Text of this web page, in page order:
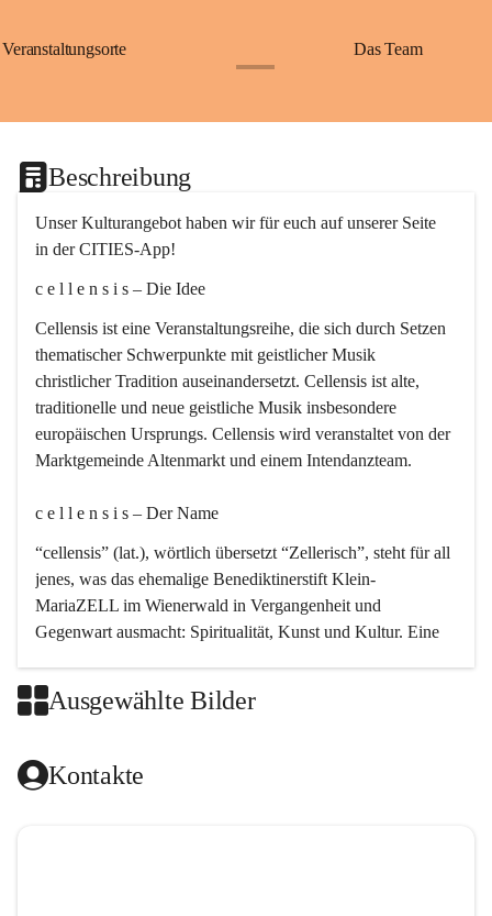
Veranstaltungsorte Das Team
Beschreibung
Unser Kulturangebot haben wir für euch auf unserer Seite
in der CITIES-App!
c e l l e n s i s – Die Idee
Cellensis ist eine Veranstaltungsreihe, die sich durch Setzen
thematischer Schwerpunkte mit geistlicher Musik
christlicher Tradition auseinandersetzt. Cellensis ist alte,
traditionelle und neue geistliche Musik insbesondere
europäischen Ursprungs. Cellensis wird veranstaltet von der
Marktgemeinde Altenmarkt und einem Intendanzteam.
c e l l e n s i s – Der Name
“cellensis” (lat.), wörtlich übersetzt “Zellerisch”, steht für all
jenes, was das ehemalige Benediktinerstift Klein-
MariaZELL im Wienerwald in Vergangenheit und
Gegenwart ausmacht: Spiritualität, Kunst und Kultur. Eine
Kirchenmusik, dem kunstvollen Lob Gottes.
Das kirchenmusikalische Festival Cellensis wird seit dem
Ausgewählte Bilder
Kontakte